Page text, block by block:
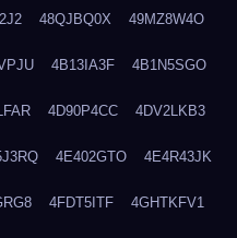
48QJBQ0X 49MZ8W4O
4B13IA3F 4B1N5SGO
4D90P4CC 4DV2LKB3
4E402GTO 4E4R43JK
4FDT5ITF 4GHTKFV1